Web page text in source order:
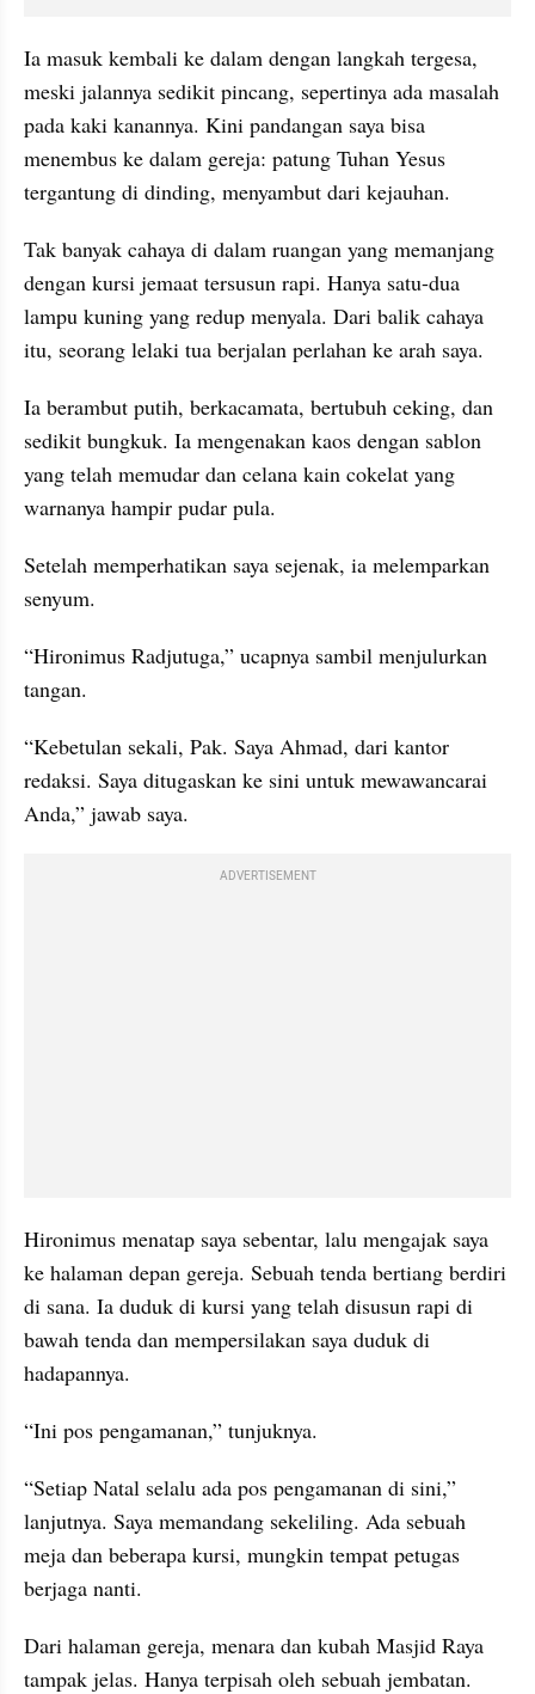
Ia masuk kembali ke dalam dengan langkah tergesa,
meski jalannya sedikit pincang, sepertinya ada masalah
pada kaki kanannya. Kini pandangan saya bisa
menembus ke dalam gereja: patung Tuhan Yesus
tergantung di dinding, menyambut dari kejauhan.
Tak banyak cahaya di dalam ruangan yang memanjang
dengan kursi jemaat tersusun rapi. Hanya satu-dua
lampu kuning yang redup menyala. Dari balik cahaya
itu, seorang lelaki tua berjalan perlahan ke arah saya.
Ia berambut putih, berkacamata, bertubuh ceking, dan
sedikit bungkuk. Ia mengenakan kaos dengan sablon
yang telah memudar dan celana kain cokelat yang
warnanya hampir pudar pula.
Setelah memperhatikan saya sejenak, ia melemparkan
senyum.
“Hironimus Radjutuga,” ucapnya sambil menjulurkan
tangan.
“Kebetulan sekali, Pak. Saya Ahmad, dari kantor
redaksi. Saya ditugaskan ke sini untuk mewawancarai
Anda,” jawab saya.
ADVERTISEMENT
Hironimus menatap saya sebentar, lalu mengajak saya
ke halaman depan gereja. Sebuah tenda bertiang berdiri
di sana. Ia duduk di kursi yang telah disusun rapi di
bawah tenda dan mempersilakan saya duduk di
hadapannya.
“Ini pos pengamanan,” tunjuknya.
“Setiap Natal selalu ada pos pengamanan di sini,”
lanjutnya. Saya memandang sekeliling. Ada sebuah
meja dan beberapa kursi, mungkin tempat petugas
berjaga nanti.
Dari halaman gereja, menara dan kubah Masjid Raya
tampak jelas. Hanya terpisah oleh sebuah jembatan.